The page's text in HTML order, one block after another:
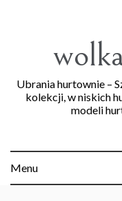
Ubrania hurtownie –
kolekcji, w niskich
modeli
Menu